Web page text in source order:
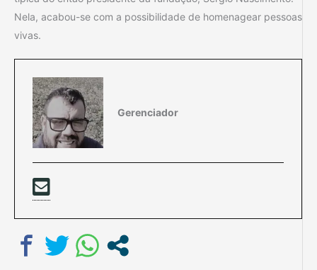
Nela, acabou-se com a possibilidade de homenagear pessoas
vivas.
Gerenciador